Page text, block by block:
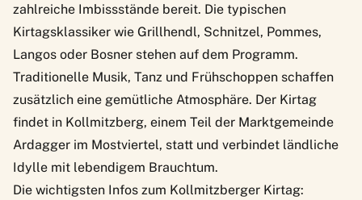
zahlreiche Imbissstände bereit. Die typischen
Kirtagsklassiker wie Grillhendl, Schnitzel, Pommes,
Langos oder Bosner stehen auf dem Programm.
Traditionelle Musik, Tanz und Frühschoppen schaffen
zusätzlich eine gemütliche Atmosphäre. Der Kirtag
findet in Kollmitzberg, einem Teil der Marktgemeinde
Ardagger im Mostviertel, statt und verbindet ländliche
Idylle mit lebendigem Brauchtum.
Die wichtigsten Infos zum Kollmitzberger Kirtag: